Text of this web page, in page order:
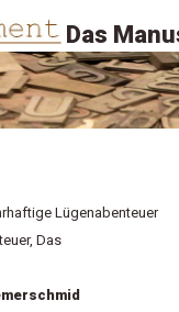
Das
Lügenabenteuer
Das